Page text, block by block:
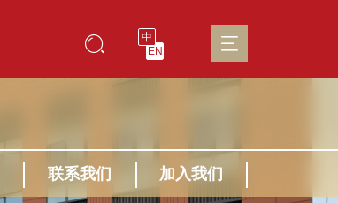
中
EN
联系我们 加入我们